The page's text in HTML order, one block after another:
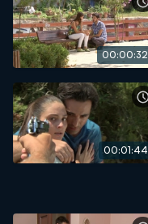
00:00:32
00:01:44